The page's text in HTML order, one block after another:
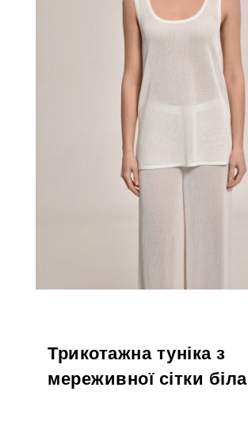
Трикотажна туніка з
мереживної сітки біла